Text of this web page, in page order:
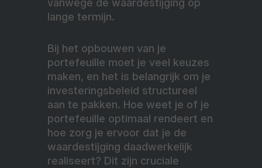
vanwege de waardestijging op
lange termijn.
Bij het opbouwen van je
portefeuille moet je veel keuzes
maken, en het is belangrijk om je
investeringsbeleid structureel
aan te pakken. Hoe weet je of je
portefeuille optimaal rendeert en
hoe zorg je ervoor dat je de
waardestijging daadwerkelijk
realiseert? Dit zijn cruciale